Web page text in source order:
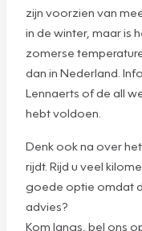
zijn voorzien van
in de winter, maar is
zomerse
dan in Nederland.
Lennaerts of de all
hebt voldoen.
Denk ook na over
rijdt. Rijd u veel
goede optie omdat
advies?
Kom langs, bel ons